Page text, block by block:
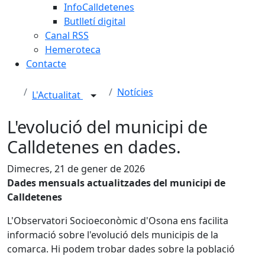
InfoCalldetenes
Butlletí digital
Canal RSS
Hemeroteca
Contacte
L'Actualitat Notícies
L'evolució del municipi de
Calldetenes en dades.
Dimecres, 21 de gener de 2026
Dades mensuals actualitzades del municipi de
Calldetenes
L'Observatori Socioeconòmic d'Osona ens facilita
informació sobre l'evolució dels municipis de la
comarca. Hi podem trobar dades sobre la població